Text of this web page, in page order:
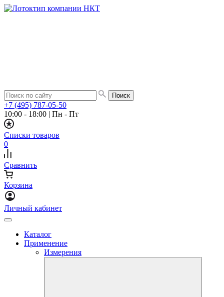
+7 (495) 787-05-50
10:00 - 18:00 | Пн - Пт
Списки товаров
0
Сравнить
Корзина
Личный кабинет
Каталог
Применение
Измерения